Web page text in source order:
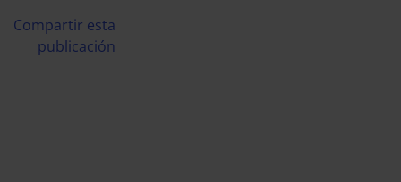
Compartir esta
publicación